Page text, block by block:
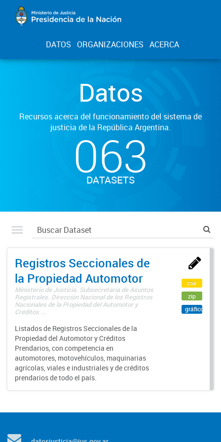
DATOS ORGANIZACIONES ACERCA
Datos
Recursos acerca del funcionamiento del sistema de
justicia de la República Argentina.
063
DATASETS
Registros Seccionales de
la Propiedad Automotor
Ministerio de Justicia. Subsecretaría de Asuntos
Registrales. Dirección Nacional de los Registros
Nacionales de la Propiedad del Automotor y
Créditos ...
Listados de Registros Seccionales de la
Propiedad del Automotor y Créditos
Prendarios, con competencia en
automotores, motovehículos, maquinarias
agrícolas, viales e industriales y de créditos
prendarios de todo el país.
csv
zip
gráfico